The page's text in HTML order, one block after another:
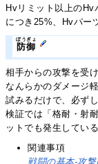
Hvリミット以上の
につき25%、Hvパー
防御
ぼうぎょ
相手からの攻撃を受
なんらかのダメージ
試みるだけで、必ず
検証では「格耐・射
ットでも発生してい
関連事項
戦闘の基本-攻